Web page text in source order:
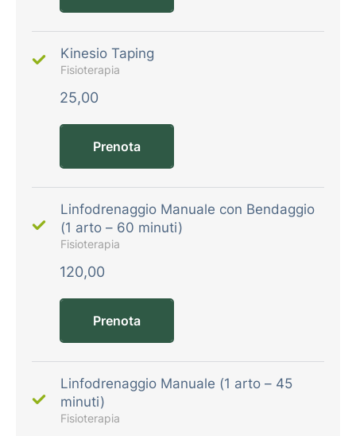
Kinesio Taping
Fisioterapia
25,00
Prenota
Linfodrenaggio Manuale con Bendaggio
(1 arto – 60 minuti)
Fisioterapia
120,00
Prenota
Linfodrenaggio Manuale (1 arto – 45
minuti)
Fisioterapia